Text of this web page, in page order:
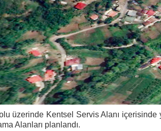
üzerinde Kentsel Servis Alanı içerisinde
Alanları planlandı.